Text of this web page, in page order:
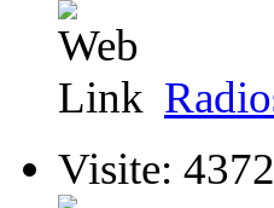
Visite: 4372